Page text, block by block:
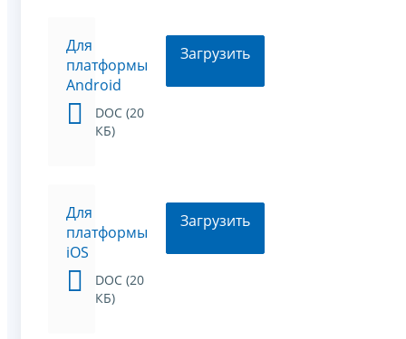
Для
платформы
Android
DOC (20
КБ)
Загрузить
Для
платформы
iOS
DOC (20
КБ)
Загрузить